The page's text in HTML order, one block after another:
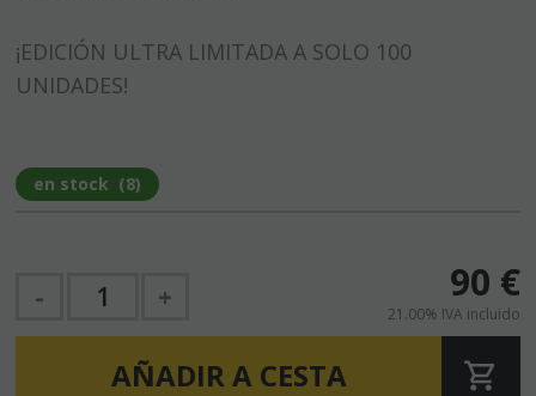
¡EDICIÓN ULTRA LIMITADA A SOLO 100
UNIDADES!
en stock (8)
- + 90 €
21.00% IVA incluido
AÑADIR A CESTA